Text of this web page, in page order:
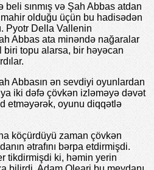
beli sınmış və Şah Abbas atdan
olduğu üçün bu hadisədən
Pyotr Della Vallenin
Abbas ata minəndə nağaralar
biri topu alarsa, bir həyəcan
Abbasın ən sevdiyi oyunlardan
iki dəfə çövkən izləməyə dəvət
etməyərək, oyunu diqqətlə
köçürdüyü zaman çövkən
ətrafını bərpa etdirmişdi.
tikdirmişdi ki, həmin yerin